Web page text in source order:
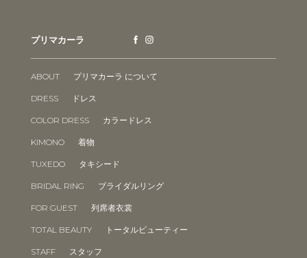
プリマカーラ
ABOUT プリマカーラ について
DRESS ドレス
COLOR DRESS カラードレス
KIMONO 着物
TUXEDO タキシード
BRIDAL RING ブライダルリング
FOR GUEST 列席者衣裳
TOTAL BEAUTY トータルビューティー
STAFF スタッフ